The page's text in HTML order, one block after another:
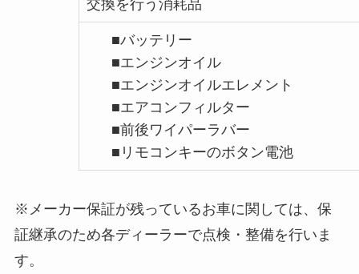
交換を行う消耗品
■バッテリー
■エンジンオイル
■エンジンオイルエレメント
■エアコンフィルター
■前後ワイパーラバー
■リモコンキーのボタン電池
※メーカー保証が残っているお車に関しては、保
証継承のため各ディーラーで点検・整備を行いま
す。